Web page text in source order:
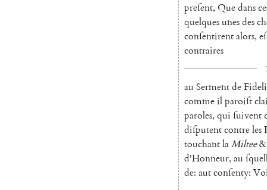
preſent, Quedans
quelquesunesdes
conſentirentalors,
contraires
au Sermentde
commeilparoiſt
paroles, qui ſuivent
diſputentcontreles
touchantlaMiltee&
d'Honneur, au
de: autconſenty: